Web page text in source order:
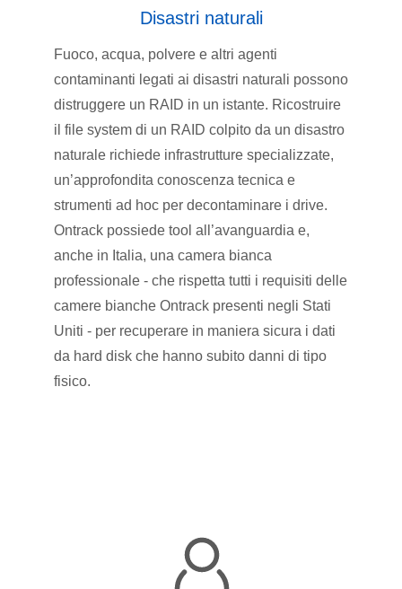
Disastri naturali
Fuoco, acqua, polvere e altri agenti
contaminanti legati ai disastri naturali possono
distruggere un RAID in un istante. Ricostruire
il file system di un RAID colpito da un disastro
naturale richiede infrastrutture specializzate,
un’approfondita conoscenza tecnica e
strumenti ad hoc per decontaminare i drive.
Ontrack possiede tool all’avanguardia e,
anche in Italia, una camera bianca
professionale - che rispetta tutti i requisiti delle
camere bianche Ontrack presenti negli Stati
Uniti - per recuperare in maniera sicura i dati
da hard disk che hanno subito danni di tipo
fisico.